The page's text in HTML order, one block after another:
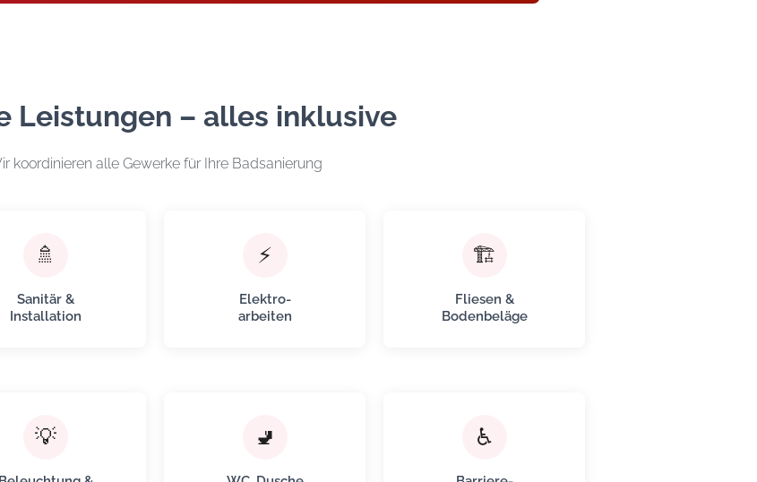
Leistungen – alles inklusive
koordinieren alle Gewerke für Ihre Badsanierung
🚿
Sanitär &
Installation
⚡
Elektro-
arbeiten
🏗️
Fliesen &
Bodenbeläge
💡 🚽 ♿